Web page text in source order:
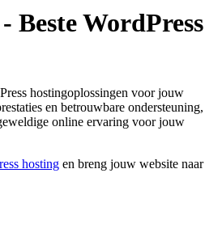
Beste WordPress
hostingoplossingen voor jouw
en betrouwbare ondersteuning,
online ervaring voor jouw
hosting en breng jouw website naar